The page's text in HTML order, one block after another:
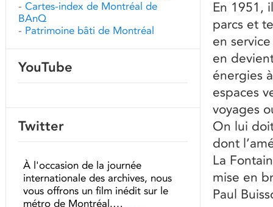
En 1951,
parcs et
en
en
énergies
espaces
voyages
On lui
dont
La
mise en
Paul
- Cartes-index de Montréal de
BAnQ
- Patrimoine bâti de Montréal
YouTube
Twitter
À l'occasion de la journée
internationale des archives, nous
vous offrons un film inédit sur le
métro de Montréal.…